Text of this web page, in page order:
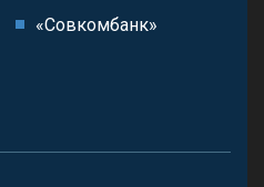
«Совкомбанк»